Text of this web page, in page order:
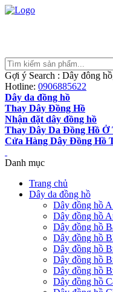
Gợi ý Search : Dây đông
Hotline: 0906885622
Dây da đồng hồ
Thay Dây Đồng Hồ
Nhận đặt dây đồng hồ
Thay Dây Da Đồng Hồ Ở
Cửa Hàng Dây Đồng Hồ
Danh mục
Trang chủ
Dây da đồng hồ
Dây đồng hồ A
Dây đồng hồ
Dây đồng hồ
Dây đồng hồ
Dây đồng hồ
Dây đồng hồ
Dây đồng hồ
Dây đồng hồ